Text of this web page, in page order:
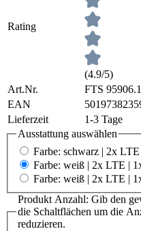
Rating
(4.9/5)
Art.Nr.
FTS 95906.1
EAN
Lieferzeit
1-3 Tage
Ausstattung auswählen
Farbe:
Produkt Anzahl: Gib den
die Schaltflächen um die
reduzieren.